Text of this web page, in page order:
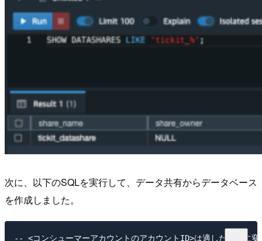
次に、以下のSQLを実行して、データ共有からデータベース
を作成しました。
-- <コンシューマーアカウントのアカウントID>は適したものに変